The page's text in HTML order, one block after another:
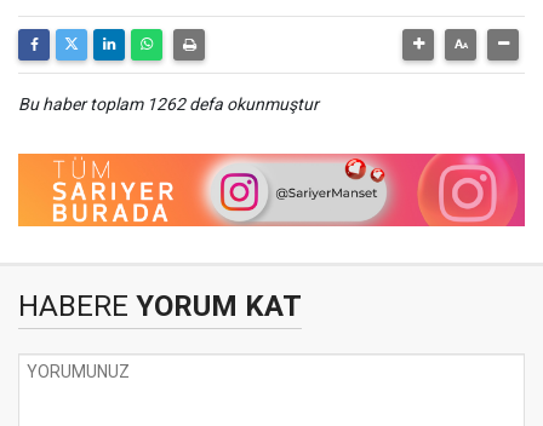
Bu haber toplam 1262 defa okunmuştur
HABERE YORUM KAT